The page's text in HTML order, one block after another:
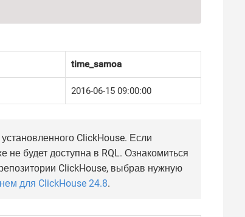
time_samoa
2016-06-15 09:00:00
ClickHouse. Если
будет доступна в RQL. Ознакомиться
ClickHouse, выбрав нужную
для ClickHouse 24.8.